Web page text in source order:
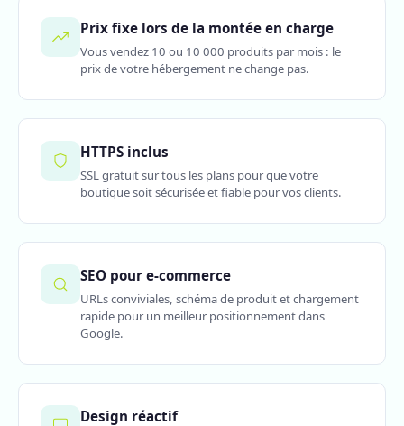
Prix fixe lors de la montée en charge
Vous vendez 10 ou 10 000 produits par mois : le
prix de votre hébergement ne change pas.
HTTPS inclus
SSL gratuit sur tous les plans pour que votre
boutique soit sécurisée et fiable pour vos clients.
SEO pour e-commerce
URLs conviviales, schéma de produit et chargement
rapide pour un meilleur positionnement dans
Google.
Design réactif